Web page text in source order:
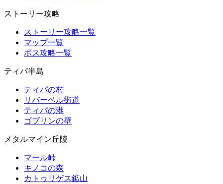
ストーリー攻略
ストーリー攻略一覧
マップ一覧
ボス攻略一覧
ティパ半島
ティパの村
リバーベル街道
ティパの港
ゴブリンの壁
メタルマイン丘陵
マール峠
キノコの森
カトゥリゲス鉱山